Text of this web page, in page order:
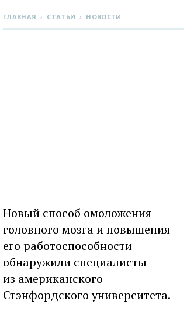
ГЛАВНАЯ › СТАТЬИ › НОВОСТИ
Новый способ омоложения
головного мозга и повышения
его работоспособности
обнаружили специалисты
из американского
Стэнфордского университета.